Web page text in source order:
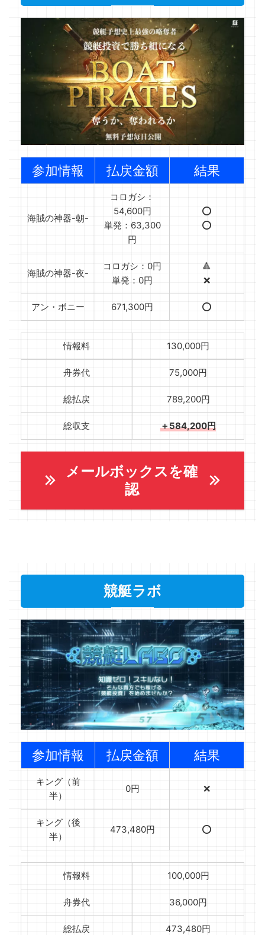
参加情報 払戻金額 結果
海賊の神器-朝-
コロガシ：
54,600円
単発：63,300
円
⭕️
⭕️
海賊の神器-夜-
コロガシ：0円
単発：0円
🔺
❌
アン・ボニー 671,300円 ⭕️
情報料 130,000円
舟券代 75,000円
総払戻 789,200円
総収支 ＋584,200円
メールボックスを確
認
競艇ラボ
参加情報 払戻金額 結果
キング（前
半）
0円 ❌
キング（後
半）
473,480円 ⭕️
情報料 100,000円
舟券代 36,000円
総払戻 473,480円